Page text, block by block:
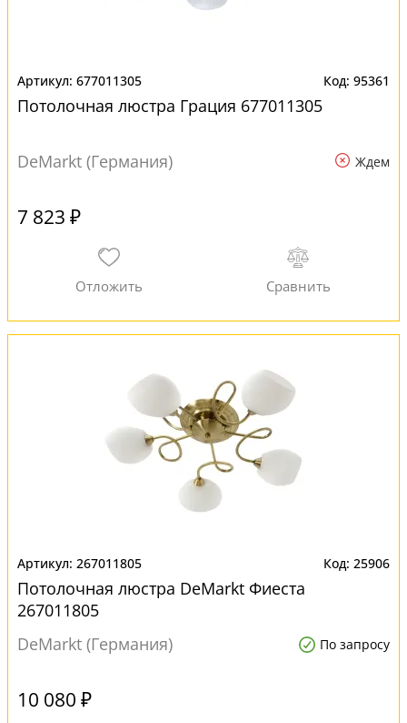
677011305 95361
Потолочная люстра Грация 677011305
DeMarkt (Германия) Ждем
7 823 ₽
267011805 25906
Потолочная люстра DeMarkt Фиеста
267011805
DeMarkt (Германия)
По запросу
10 080 ₽